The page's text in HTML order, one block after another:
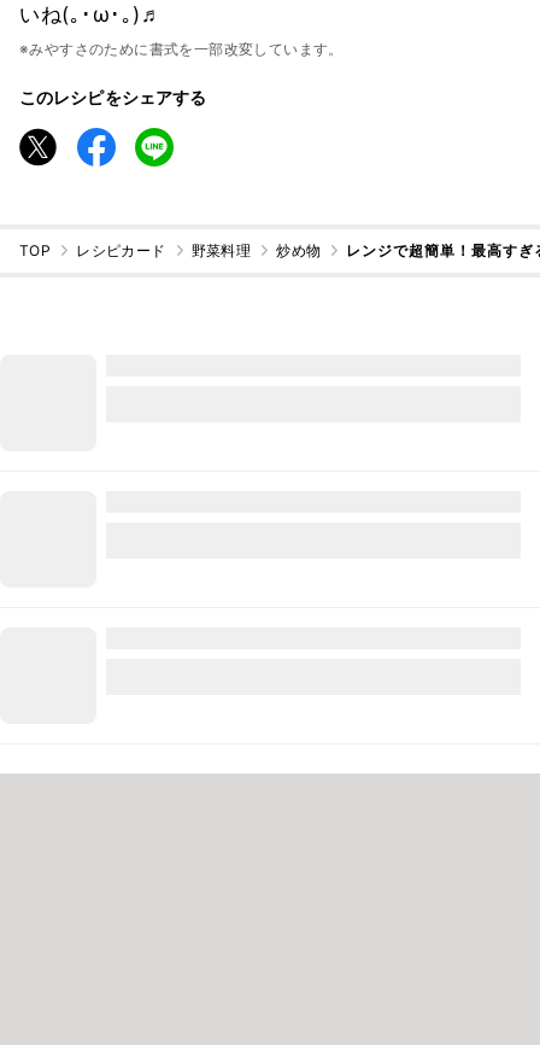
いね(｡･ω･｡)♬
※みやすさのために書式を一部改変しています。
このレシピをシェアする
TOP レシピカード 野菜料理 炒め物 レンジで超簡単！最高す